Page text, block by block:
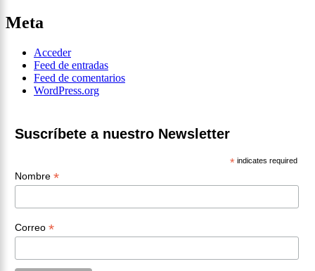
Meta
Acceder
Feed de entradas
Feed de comentarios
WordPress.org
Suscríbete a nuestro Newsletter
* indicates required
Nombre *
Correo *